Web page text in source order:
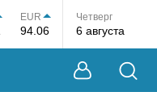
EUR
94.06
Четверг
6 августа